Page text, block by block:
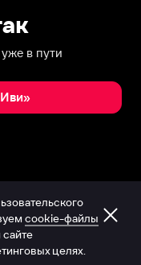
в пути
cookie-файлы
целях.